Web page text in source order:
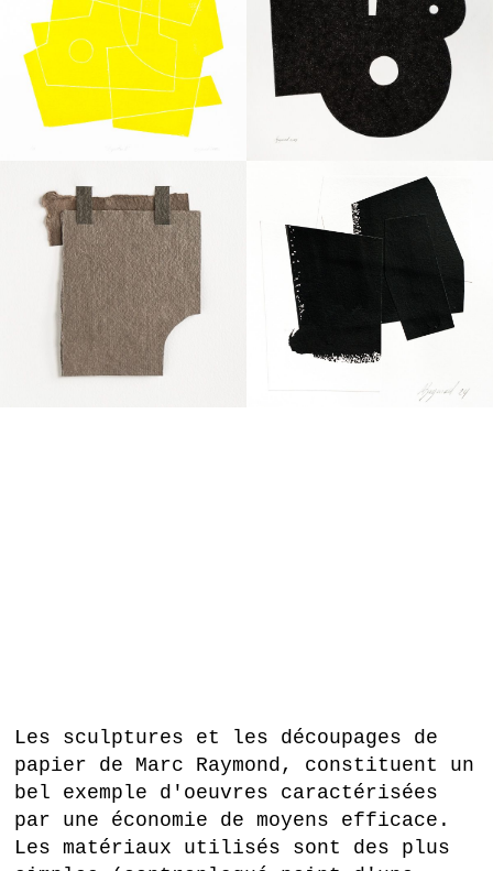
Les sculptures et les découpages de
papier de Marc Raymond, constituent un
bel exemple d'oeuvres caractérisées
par une économie de moyens efficace.
Les matériaux utilisés sont des plus